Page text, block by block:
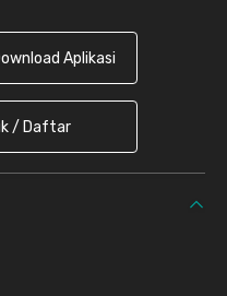
Aplikasi
/ Daftar